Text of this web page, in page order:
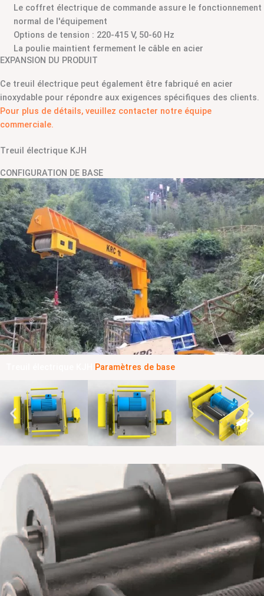
Le coffret électrique de commande assure le fonctionnement
normal de l'équipement
Options de tension : 220-415 V, 50-60 Hz
La poulie maintient fermement le câble en acier
EXPANSION DU PRODUIT
Ce treuil électrique peut également être fabriqué en acier
inoxydable pour répondre aux exigences spécifiques des clients.
Pour plus de détails, veuillez contacter notre équipe
commerciale.
Treuil électrique KJH
CONFIGURATION DE BASE
Paramètres de base